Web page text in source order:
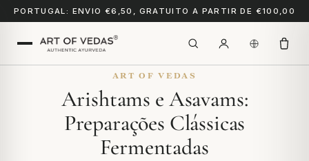
PORTUGAL: ENVIO €6,50, GRATUITO A PARTIR DE €100,00
ART OF VEDAS
Arishtams e Asavams:
Preparações Clássicas
Fermentadas